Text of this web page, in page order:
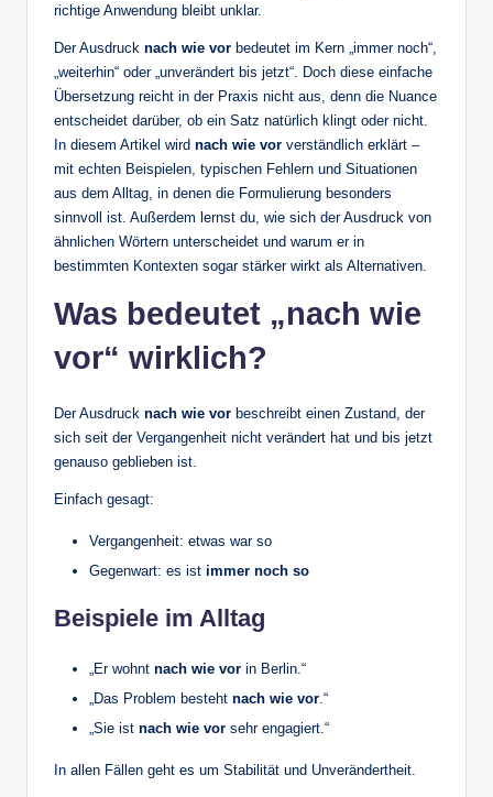
richtige Anwendung bleibt unklar.
Der Ausdruck nach wie vor bedeutet im Kern „immer noch“,
„weiterhin“ oder „unverändert bis jetzt“. Doch diese einfache
Übersetzung reicht in der Praxis nicht aus, denn die Nuance
entscheidet darüber, ob ein Satz natürlich klingt oder nicht.
In diesem Artikel wird nach wie vor verständlich erklärt –
mit echten Beispielen, typischen Fehlern und Situationen
aus dem Alltag, in denen die Formulierung besonders
sinnvoll ist. Außerdem lernst du, wie sich der Ausdruck von
ähnlichen Wörtern unterscheidet und warum er in
bestimmten Kontexten sogar stärker wirkt als Alternativen.
Was bedeutet „nach wie
vor“ wirklich?
Der Ausdruck nach wie vor beschreibt einen Zustand, der
sich seit der Vergangenheit nicht verändert hat und bis jetzt
genauso geblieben ist.
Einfach gesagt:
Vergangenheit: etwas war so
Gegenwart: es ist immer noch so
Beispiele im Alltag
„Er wohnt nach wie vor in Berlin.“
„Das Problem besteht nach wie vor.“
„Sie ist nach wie vor sehr engagiert.“
In allen Fällen geht es um Stabilität und Unverändertheit.